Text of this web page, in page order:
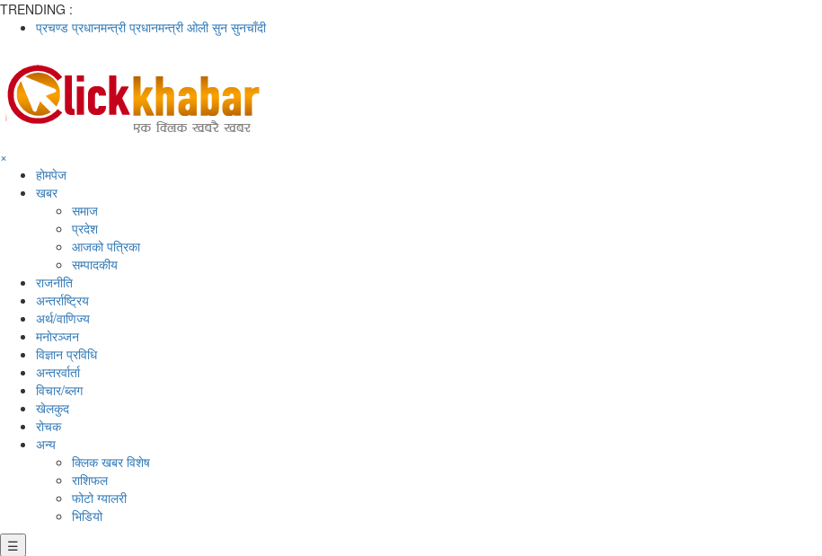
TRENDING :
प्रचण्ड प्रधानमन्त्री प्रधानमन्त्री ओली सुन सुनचाँदी
×
होमपेज
खबर
समाज
प्रदेश
आजको पत्रिका
सम्पादकीय
राजनीति
अन्तर्राष्ट्रिय
अर्थ/वाणिज्य
मनाेरञ्जन
विज्ञान प्रविधि
अन्तरर्वार्ता
विचार/ब्लग
खेलकुद
रोचक
अन्य
क्लिक खबर विशेष
राशिफल
फोटो ग्यालरी
भिडियो
☰